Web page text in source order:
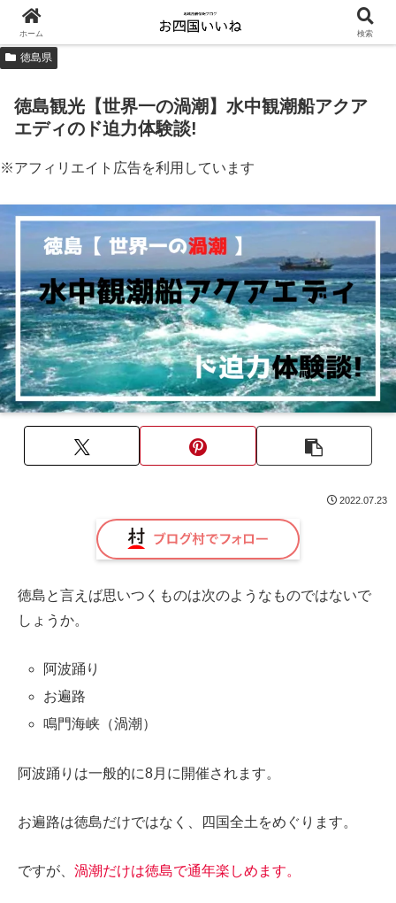
徳島県
徳島観光【世界一の渦潮】水中観潮船アクア
エディのド迫力体験談!
※アフィリエイト広告を利用しています
2022.07.23
徳島と言えば思いつくものは次のようなものではないで
しょうか。
阿波踊り
お遍路
鳴門海峡（渦潮）
阿波踊りは一般的に8月に開催されます。
お遍路は徳島だけではなく、四国全土をめぐります。
ですが、 渦潮だけは徳島で通年楽しめます。
ホーム 検索